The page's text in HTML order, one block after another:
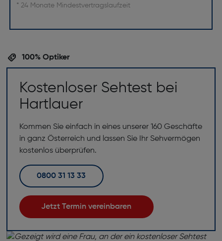
* 24 Monate Mindestvertragslaufzeit
100% Optiker
Kostenloser Sehtest bei
Hartlauer
Kommen Sie einfach in eines unserer 160 Geschäfte
in ganz Österreich und lassen Sie Ihr Sehvermögen
kostenlos überprüfen.
0800 31 13 33
Jetzt Termin vereinbaren